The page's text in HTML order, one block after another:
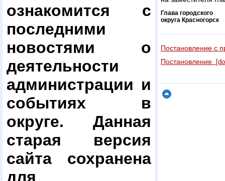
ознакомится с
последними
новостями о
деятельности
администрации и
событиях в
округе. Данная
старая версия
сайта сохранена
для
Глава городского
округа Красногорск
Постановление с
Постановление